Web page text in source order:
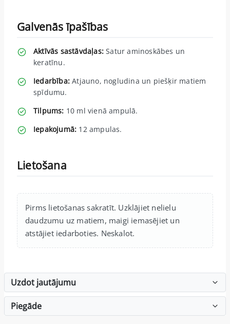
Galvenās īpašības
Aktīvās sastāvdaļas: Satur aminoskābes un
keratīnu.
Iedarbība: Atjauno, nogludina un piešķir matiem
spīdumu.
Tilpums: 10 ml vienā ampulā.
Iepakojumā: 12 ampulas.
Lietošana
Pirms lietošanas sakratīt. Uzklājiet nelielu
daudzumu uz matiem, maigi iemasējiet un
atstājiet iedarboties. Neskalot.
Uzdot jautājumu
Piegāde